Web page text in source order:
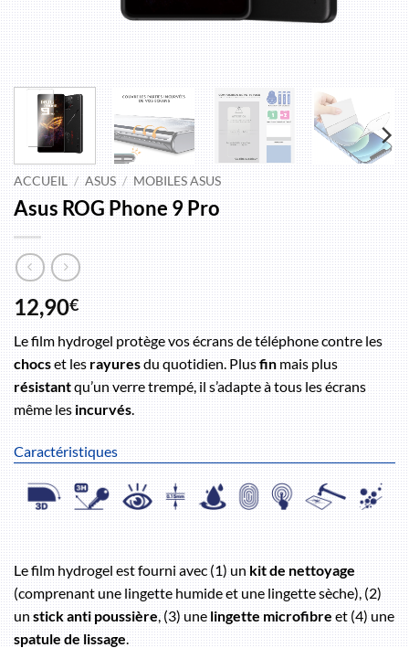
ACCUEIL / ASUS / MOBILES ASUS
Asus ROG Phone 9 Pro
12,90€
Le film hydrogel protège vos écrans de téléphone contre les
chocset lesrayuresdu quotidien. Plusfinmais plus
résistantqu’un verre trempé, il s’adapte à tous les écrans
même lesincurvés.
Caractéristiques
Le film hydrogel est fourni avec (1) unkit de nettoyage
(comprenant une lingette humide et une lingette sèche), (2)
unstick anti poussière, (3) unelingette microfibreet (4) une
spatule de lissage.